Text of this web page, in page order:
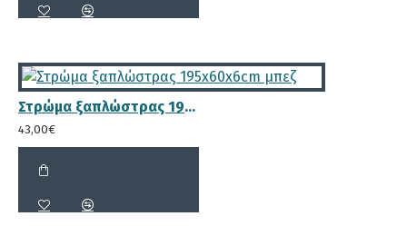
ΕΙΔΙΚΕΣ ΤΙΜΕΣ ΓΙΑ
ΠΛΕΟΝΕΚΤΉΜΑΤΑ ΞΑΠΛΏΣΤΡΑΣ
Το
ξύλο πεύκουτο οποίοεμποτίζεται
Στρώμα ξαπλώστρας 195x60x6cm μπεζ
43,00€